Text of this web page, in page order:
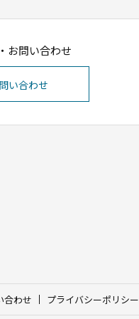
お問い合わせ
い合わせ
合わせ プライバシーポリシー